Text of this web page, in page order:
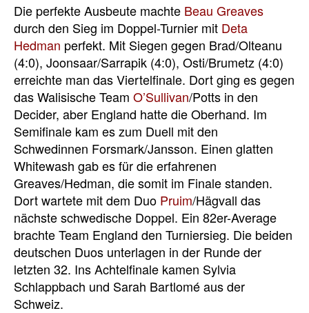
Die perfekte Ausbeute machte Beau Greaves
durch den Sieg im Doppel-Turnier mit Deta
Hedman perfekt. Mit Siegen gegen Brad/Olteanu
(4:0), Joonsaar/Sarrapik (4:0), Osti/Brumetz (4:0)
erreichte man das Viertelfinale. Dort ging es gegen
das Walisische Team O’Sullivan/Potts in den
Decider, aber England hatte die Oberhand. Im
Semifinale kam es zum Duell mit den
Schwedinnen Forsmark/Jansson. Einen glatten
Whitewash gab es für die erfahrenen
Greaves/Hedman, die somit im Finale standen.
Dort wartete mit dem Duo Pruim/Hägvall das
nächste schwedische Doppel. Ein 82er-Average
brachte Team England den Turniersieg. Die beiden
deutschen Duos unterlagen in der Runde der
letzten 32. Ins Achtelfinale kamen Sylvia
Schlappbach und Sarah Bartlomé aus der
Schweiz.